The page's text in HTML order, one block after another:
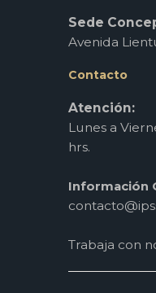
Sede
Avenida
Contacto
Atención:
Lunes a
hrs.
Información
Trabaja con